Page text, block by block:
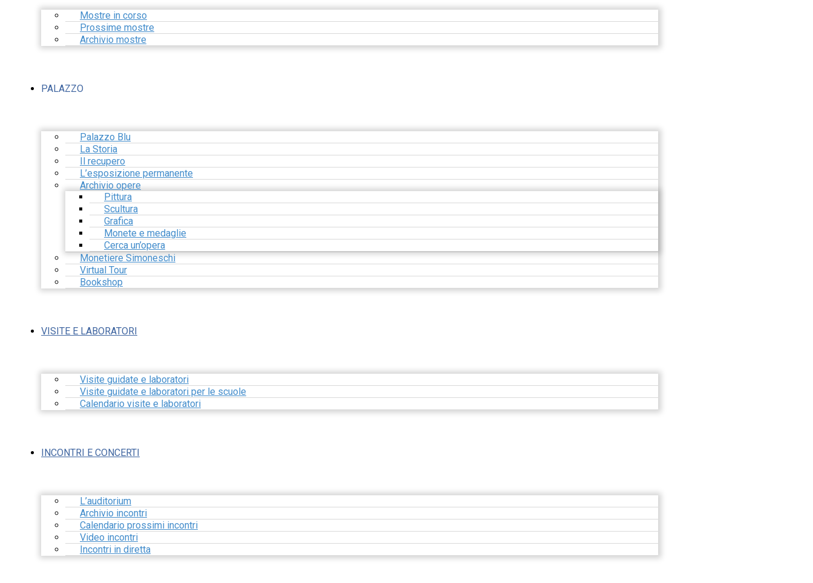
Mostre in corso
Prossime mostre
Archivio mostre
PALAZZO
Palazzo Blu
La Storia
Il recupero
L’esposizione permanente
Archivio opere
Pittura
Scultura
Grafica
Monete e medaglie
Cerca un’opera
Monetiere Simoneschi
Virtual Tour
Bookshop
VISITE E LABORATORI
Visite guidate e laboratori
Visite guidate e laboratori per le scuole
Calendario visite e laboratori
INCONTRI E CONCERTI
L’auditorium
Archivio incontri
Calendario prossimi incontri
Video incontri
Incontri in diretta